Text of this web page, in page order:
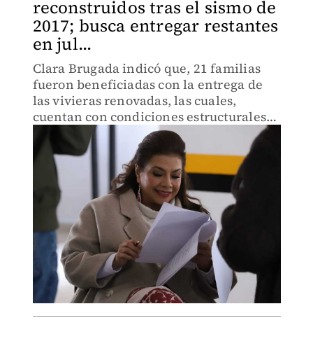
reconstruidos tras el sismo de
2017; busca entregar restantes
en jul...
Clara Brugada indicó que, 21 familias
fueron beneficiadas con la entrega de
las vivieras renovadas, las cuales,
cuentan con condiciones estructurales
certificadas.